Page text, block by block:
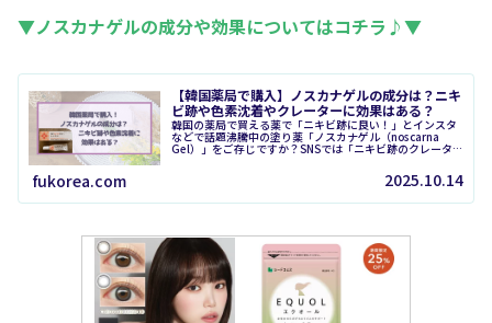
▼ノスカナゲルの成分や効果についてはコチラ♪▼
【韓国薬局で購入】ノスカナゲルの成分は？ニキ
ビ跡や色素沈着やクレーターに効果はある？
韓国の薬局で買える薬で「ニキビ跡に良い！」とインスタ
などで話題沸騰中の塗り薬「ノスカナゲル（noscarna
Gel）」をご存じですか？SNSでは「ニキビ跡のクレータ
fukorea.com 2025.10.14